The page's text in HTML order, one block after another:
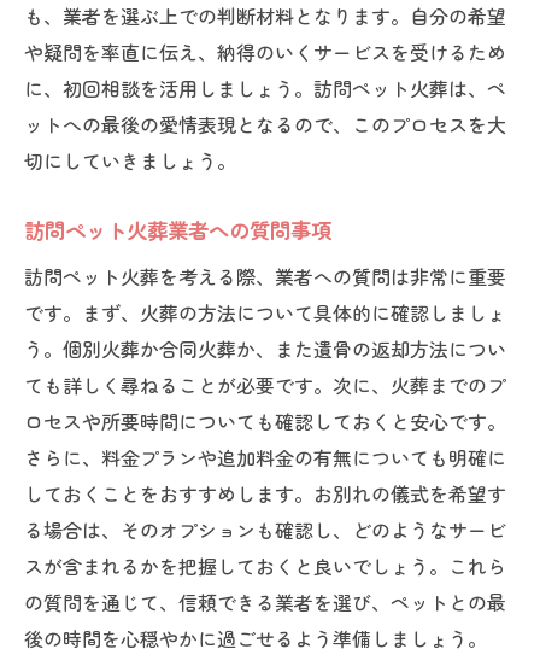
も、業者を選ぶ上での判断材料となります。自分の希望
や疑問を率直に伝え、納得のいくサービスを受けるため
に、初回相談を活用しましょう。訪問ペット火葬は、ペ
ットへの最後の愛情表現となるので、このプロセスを大
切にしていきましょう。
訪問ペット火葬業者への質問事項
訪問ペット火葬を考える際、業者への質問は非常に重要
です。まず、火葬の方法について具体的に確認しましょ
う。個別火葬か合同火葬か、また遺骨の返却方法につい
ても詳しく尋ねることが必要です。次に、火葬までのプ
ロセスや所要時間についても確認しておくと安心です。
さらに、料金プランや追加料金の有無についても明確に
しておくことをおすすめします。お別れの儀式を希望す
る場合は、そのオプションも確認し、どのようなサービ
スが含まれるかを把握しておくと良いでしょう。これら
の質問を通じて、信頼できる業者を選び、ペットとの最
後の時間を心穏やかに過ごせるよう準備しましょう。